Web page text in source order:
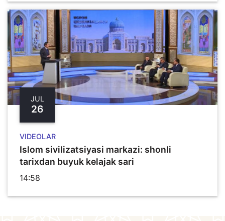
JUL
26
VIDEOLAR
Islom sivilizatsiyasi markazi: shonli
tarixdan buyuk kelajak sari
14:58